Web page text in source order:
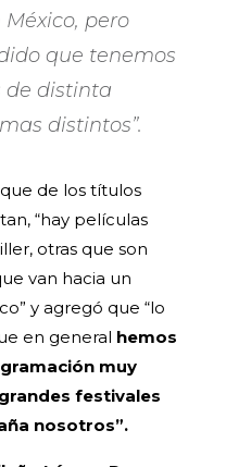
pero
que tenemos
de distinta
distintos”.
de los títulos
“hay películas
otras que son
van hacia un
y agregó que “lo
en general hemos
muy
festivales
nosotros”.